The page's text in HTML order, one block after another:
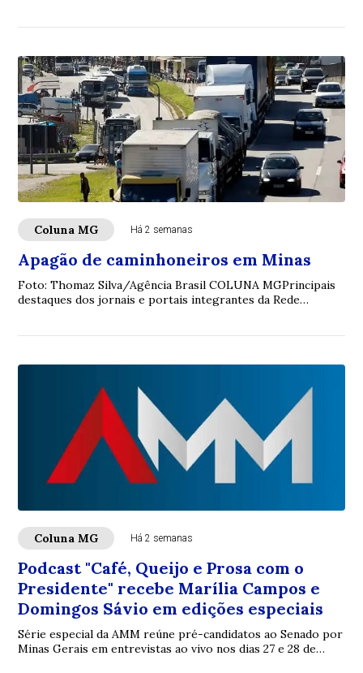
Coluna MG Há 2 semanas
Apagão de caminhoneiros em Minas
Foto: Thomaz Silva/Agência Brasil COLUNA MGPrincipais
destaques dos jornais e portais integrantes da Rede
Coluna MG Há 2 semanas
Podcast "Café, Queijo e Prosa com o
Presidente" recebe Marília Campos e
Domingos Sávio em edições especiais
Série especial da AMM reúne pré-candidatos ao Senado por
Minas Gerais em entrevistas ao vivo nos dias 27 e 28 de